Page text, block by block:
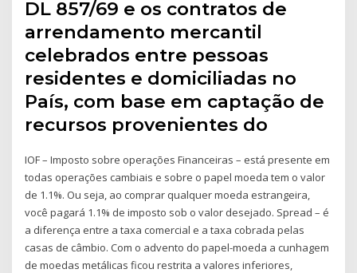
DL 857/69 e os contratos de
arrendamento mercantil
celebrados entre pessoas
residentes e domiciliadas no
País, com base em captação de
recursos provenientes do
IOF – Imposto sobre operações Financeiras – está presente em
todas operações cambiais e sobre o papel moeda tem o valor
de 1.1%. Ou seja, ao comprar qualquer moeda estrangeira,
você pagará 1.1% de imposto sob o valor desejado. Spread – é
a diferença entre a taxa comercial e a taxa cobrada pelas
casas de câmbio. Com o advento do papel-moeda a cunhagem
de moedas metálicas ficou restrita a valores inferiores,